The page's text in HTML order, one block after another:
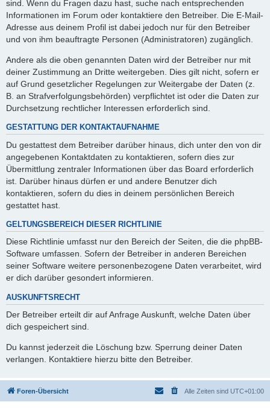
sind. Wenn du Fragen dazu hast, suche nach entsprechenden
Informationen im Forum oder kontaktiere den Betreiber. Die E-Mail-
Adresse aus deinem Profil ist dabei jedoch nur für den Betreiber
und von ihm beauftragte Personen (Administratoren) zugänglich.
Andere als die oben genannten Daten wird der Betreiber nur mit
deiner Zustimmung an Dritte weitergeben. Dies gilt nicht, sofern er
auf Grund gesetzlicher Regelungen zur Weitergabe der Daten (z.
B. an Strafverfolgungsbehörden) verpflichtet ist oder die Daten zur
Durchsetzung rechtlicher Interessen erforderlich sind.
GESTATTUNG DER KONTAKTAUFNAHME
Du gestattest dem Betreiber darüber hinaus, dich unter den von dir
angegebenen Kontaktdaten zu kontaktieren, sofern dies zur
Übermittlung zentraler Informationen über das Board erforderlich
ist. Darüber hinaus dürfen er und andere Benutzer dich
kontaktieren, sofern du dies in deinem persönlichen Bereich
gestattet hast.
GELTUNGSBEREICH DIESER RICHTLINIE
Diese Richtlinie umfasst nur den Bereich der Seiten, die die phpBB-
Software umfassen. Sofern der Betreiber in anderen Bereichen
seiner Software weitere personenbezogene Daten verarbeitet, wird
er dich darüber gesondert informieren.
AUSKUNFTSRECHT
Der Betreiber erteilt dir auf Anfrage Auskunft, welche Daten über
dich gespeichert sind.
Du kannst jederzeit die Löschung bzw. Sperrung deiner Daten
verlangen. Kontaktiere hierzu bitte den Betreiber.
Foren-Übersicht Alle Zeiten sind UTC+01:00